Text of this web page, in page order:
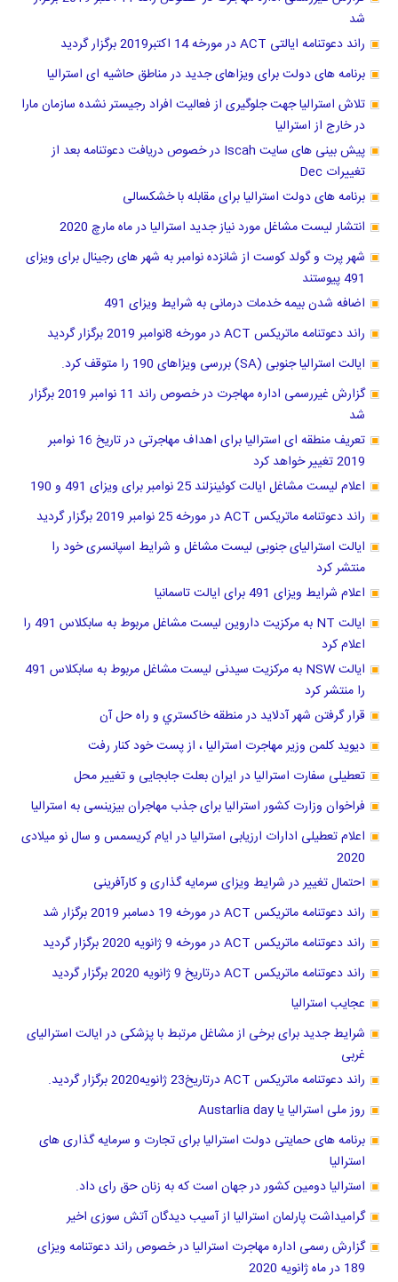
شد
راند دعوتنامه ایالتی ACT در مورخه 14 اکتبر2019 برگزار گردید
برنامه های دولت برای ویزاهای جدید در مناطق حاشیه ای استرالیا
تلاش استرالیا جهت جلوگیری از فعالیت افراد رجیستر نشده سازمان مارا
در خارج از استرالیا
پیش بینی های سایت Iscah در خصوص دریافت دعوتنامه بعد از
تغییرات Dec
برنامه های دولت استرالیا برای مقابله با خشکسالی
انتشار لیست مشاغل مورد نیاز جدید استرالیا در ماه مارچ 2020
شهر پرت و گولد کوست از شانزده نوامبر به شهر های رجینال برای ویزای
491 پیوستند
اضافه شدن بیمه خدمات درمانی به شرایط ویزای 491
راند دعوتنامه ماتریکس ACT در مورخه 8نوامبر 2019 برگزار گردید
ایالت استرالیا جنوبی (SA) بررسی ویزاهای 190 را متوقف کرد.
گزارش غیررسمی اداره مهاجرت در خصوص راند 11 نوامبر 2019 برگزار
شد
تعریف منطقه ای استرالیا برای اهداف مهاجرتی در تاریخ 16 نوامبر
2019 تغییر خواهد کرد
اعلام لیست مشاغل ایالت کوئینزلند 25 نوامبر برای ویزای 491 و 190
راند دعوتنامه ماتریکس ACT در مورخه 25 نوامبر 2019 برگزار گردید
ایالت استرالیای جنوبی لیست مشاغل و شرایط اسپانسری خود را
منتشر کرد
اعلام شرایط ویزای 491 برای ایالت تاسمانیا
ایالت NT به مرکزیت داروین لیست مشاغل مربوط به سابکلاس 491 را
اعلام کرد
ایالت NSW به مرکزیت سیدنی لیست مشاغل مربوط به سابکلاس 491
را منتشر کرد
قرار گرفتن شهر آدلاید در منطقه خاكستري و راه حل آن
دیوید کلمن وزیر مهاجرت استرالیا ، از پست خود کنار رفت
تعطیلی سفارت استرالیا در ایران بعلت جابجایی و تغییر محل
فراخوان وزارت کشور استرالیا برای جذب مهاجران بیزینسی به استرالیا
اعلام تعطیلی ادارات ارزیابی استرالیا در ایام کریسمس و سال نو میلادی
2020
احتمال تغییر در شرایط ویزای سرمایه گذاری و کارآفرینی
راند دعوتنامه ماتریکس ACT در مورخه 19 دسامبر 2019 برگزار شد
راند دعوتنامه ماتریکس ACT در مورخه 9 ژانویه 2020 برگزار گردید
راند دعوتنامه ماتریکس ACT درتاریخ 9 ژانویه 2020 برگزار گردید
عجایب استرالیا
شرایط جدید برای برخی از مشاغل مرتبط با پزشکی در ایالت استرالیای
غربی
راند دعوتنامه ماتریکس ACT درتاریخ23 ژانویه2020 برگزار گردید.
روز ملی استرالیا یا Austarlia day
برنامه های حمایتی دولت استرالیا برای تجارت و سرمایه گذاری های
استرالیا
استرالیا دومین کشور در جهان است که به زنان حق رای داد.
گرامیداشت پارلمان استرالیا از آسیب دیدگان آتش سوزی اخیر
گزارش رسمی اداره مهاجرت استرالیا در خصوص راند دعوتنامه ویزای
189 در ماه ژانویه 2020